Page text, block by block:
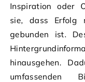
Inspiration oder
sie, dass Erfolg
gebunden ist.
hinausgehen.
umfassenden